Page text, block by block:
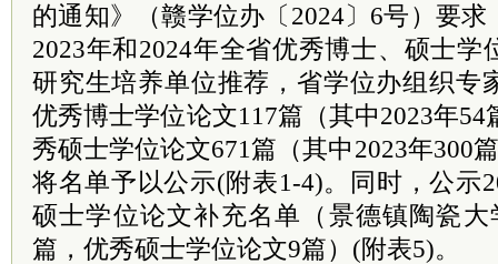
的通知》（赣学位办〔2024〕6号）要
2023年和2024年全省优秀博士、硕士学
研究生培养单位推荐，省学位办组织专
优秀博士学位论文117篇（其中2023年54
秀硕士学位论文671篇（其中2023年300
将名单予以公示(附表1-4)。同时，公示
硕士学位论文补充名单（景德镇陶瓷
篇，优秀硕士学位论文9篇）(附表5)。